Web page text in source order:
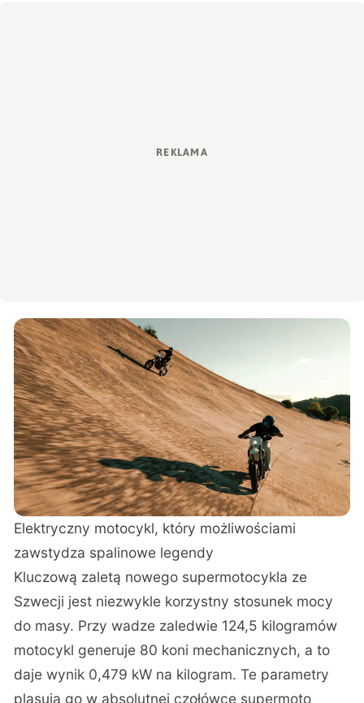
Elektryczny motocykl, który możliwościami
zawstydza spalinowe legendy
Kluczową zaletą nowego supermotocykla ze
Szwecji jest niezwykle korzystny stosunek mocy
do masy. Przy wadze zaledwie 124,5 kilogramów
motocykl generuje 80 koni mechanicznych, a to
daje wynik 0,479 kW na kilogram.Te parametry
plasują go w absolutnej czołówce supermoto